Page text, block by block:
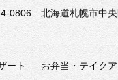
0806 北海道札幌市中
ート お弁当・テイクア